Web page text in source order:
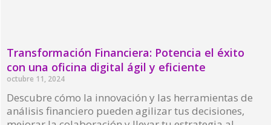
Transformación Financiera: Potencia el éxito
con una oficina digital ágil y eficiente
octubre 11, 2024
Descubre cómo la innovación y las herramientas de
análisis financiero pueden agilizar tus decisiones,